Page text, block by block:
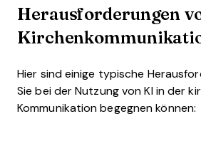
Herausforderungen
Hier sind einige typische
Sie bei der Nutzung von KI in der
Kommunikation begegnen können: